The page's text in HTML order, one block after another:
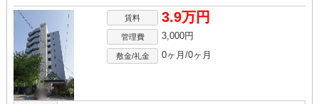
賃料 3.9万円
管理費 3,000円
敷金/礼金 0ヶ月/0ヶ月